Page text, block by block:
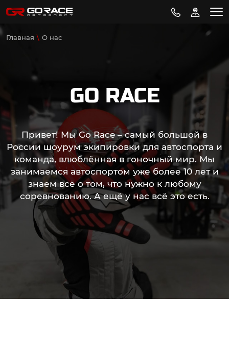
Главная О нас
GO RACE
Привет! Mы Go Race – самый большой в
России шоурум экипировки для автоспорта и
команда, влюблённая в гоночный мир. Мы
занимаемся автоспортом уже более 10 лет и
знаем всё о том, что нужно к любому
соревнованию. А ещё у нас всё это есть.